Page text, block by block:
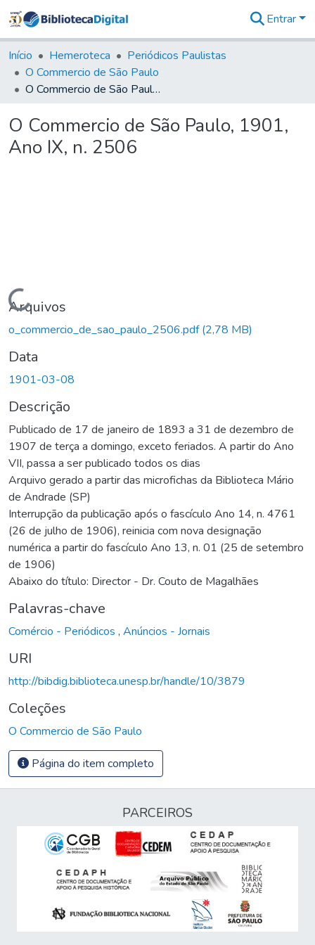
&
Coleções
Tudo na
Biblioteca
Estatísticas
Entrar
Início Hemeroteca
Periódicos Paulistas
O Commercio de São Paulo
O Commercio de São Paulo, 1901, Ano IX, n. 2506
O Commercio de São Paulo, 1901,
Ano IX, n. 2506
Carregando...
Arquivos
o_commercio_de_sao_paulo_2506.pdf(2,78 MB)
Data
1901-03-08
Descrição
Publicado de 17 de janeiro de 1893 a 31 de dezembro de
1907 de terça a domingo, exceto feriados. A partir do Ano
VII, passa a ser publicado todos os dias
Arquivo gerado a partir das microfichas da Biblioteca Mário
de Andrade (SP)
Interrupção da publicação após o fascículo Ano 14, n. 4761
(26 de julho de 1906), reinicia com nova designação
numérica a partir do fascículo Ano 13, n. 01 (25 de setembro
de 1906)
Abaixo do título: Director - Dr. Couto de Magalhães
Palavras-chave
Comércio - Periódicos , Anúncios - Jornais
URI
http://bibdig.biblioteca.unesp.br/handle/10/3879
Coleções
O Commercio de São Paulo
Página do item completo
PARCEIROS